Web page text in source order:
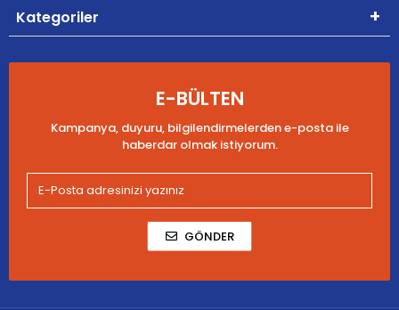
Kategoriler
E-BÜLTEN
Kampanya, duyuru, bilgilendirmelerden e-posta ile
haberdar olmak istiyorum.
GÖNDER